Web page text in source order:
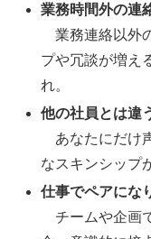
業務時間外の連
業務連絡以外
プや冗談が増え
れ。
他の社員とは違
あなたにだけ
なスキンシップ
仕事でペアにな
チームや企画